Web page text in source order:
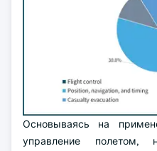
Основываясь на
управление полетом,